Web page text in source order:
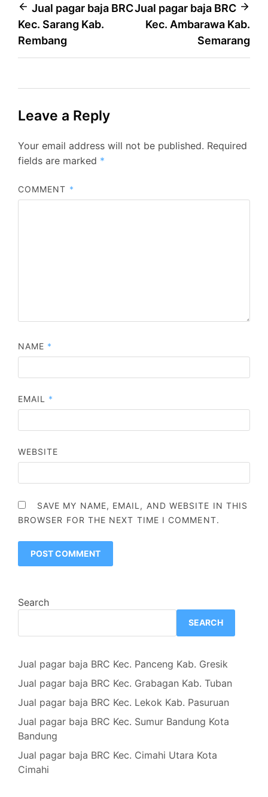
Post
navigation
Jual pagar baja BRC
Kec. Sarang Kab.
Rembang
Jual pagar baja BRC
Kec. Ambarawa Kab.
Semarang
Leave a Reply
Your email address will not be published. Required
fields are marked *
COMMENT *
NAME *
EMAIL *
WEBSITE
SAVE MY NAME, EMAIL, AND WEBSITE IN THIS
BROWSER FOR THE NEXT TIME I COMMENT.
Search
SEARCH
Jual pagar baja BRC Kec. Panceng Kab. Gresik
Jual pagar baja BRC Kec. Grabagan Kab. Tuban
Jual pagar baja BRC Kec. Lekok Kab. Pasuruan
Jual pagar baja BRC Kec. Sumur Bandung Kota
Bandung
Jual pagar baja BRC Kec. Cimahi Utara Kota
Cimahi